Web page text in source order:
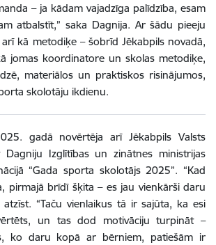
– ja kādam vajadzīga palīdzība, esam
atbalstīt,” saka Dagnija. Ar šādu pieeju
kā metodiķe – šobrīd Jēkabpils novadā,
jomas koordinatore un skolas metodiķe,
materiālos un praktiskos risinājumos,
skolotāju ikdienu.
gadā novērtēja arī Jēkabpils Valsts
Dagniju Izglītības un zinātnes ministrijas
“Gada sporta skolotājs 2025”. “Kad
pirmajā brīdī šķita – es jau vienkārši daru
“Taču vienlaikus tā ir sajūta, ka esi
un tas dod motivāciju turpināt –
ko daru kopā ar bērniem, patiešām ir